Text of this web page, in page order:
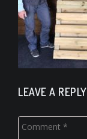
LEAVE A REPLY